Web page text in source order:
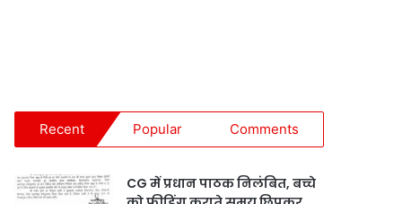
Recent Popular Comments
CG में प्रधान पाठक निलंबित, बच्चे